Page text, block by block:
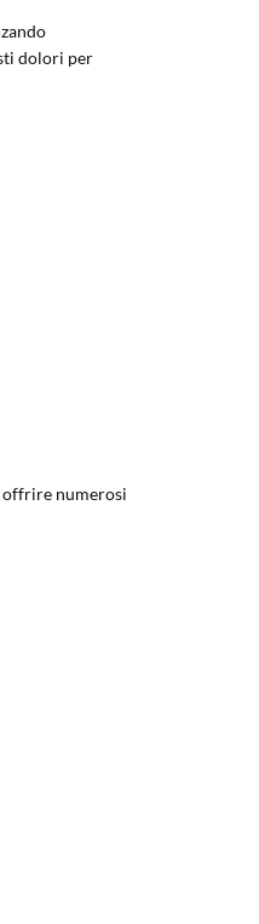
dolori per
offrire numerosi